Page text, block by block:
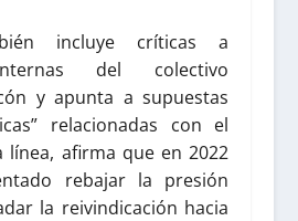
incluye críticas a
del colectivo
y apunta a supuestas
relacionadas con el
línea, afirma que en 2022
rebajar la presión
la reivindicación hacia